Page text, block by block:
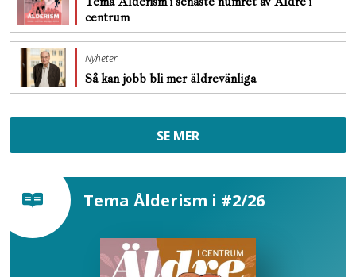
centrum
Nyheter
Så kan jobb bli mer äldrevänliga
SE MER
Tema Ålderism i #2/26